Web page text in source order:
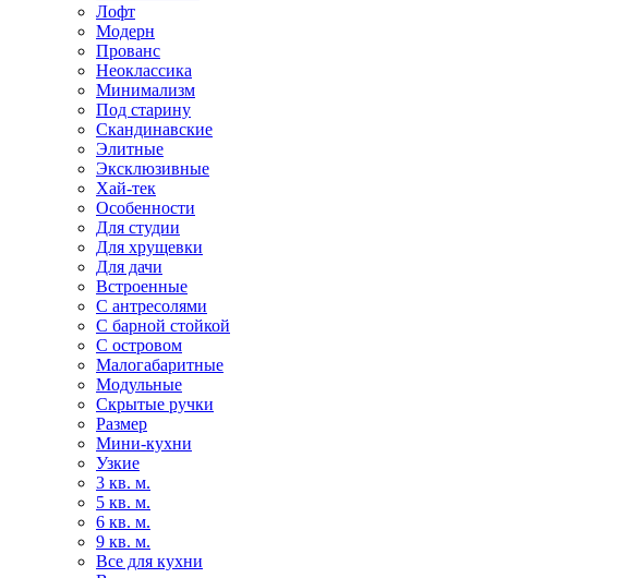
Лофт
Модерн
Прованс
Неоклассика
Минимализм
Под старину
Скандинавские
Элитные
Эксклюзивные
Хай-тек
Особенности
Для студии
Для хрущевки
Для дачи
Встроенные
С антресолями
С барной стойкой
С островом
Малогабаритные
Модульные
Скрытые ручки
Размер
Мини-кухни
Узкие
3 кв. м.
5 кв. м.
6 кв. м.
9 кв. м.
Все для кухни